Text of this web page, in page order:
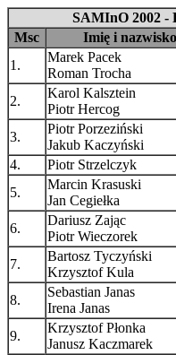
SAMInO 2002 -
Msc
Imię i nazwisko
1.
Marek Pacek
Roman Trocha
2.
Karol Kalsztein
Piotr Hercog
3.
Piotr Porzeziński
Jakub Kaczyński
4.
Piotr Strzelczyk
5.
Marcin Krasuski
Jan Cegiełka
6.
Dariusz Zając
Piotr Wieczorek
7.
Bartosz Tyczyński
Krzysztof Kula
8.
Sebastian Janas
Irena Janas
9.
Krzysztof Płonka
Janusz Kaczmarek